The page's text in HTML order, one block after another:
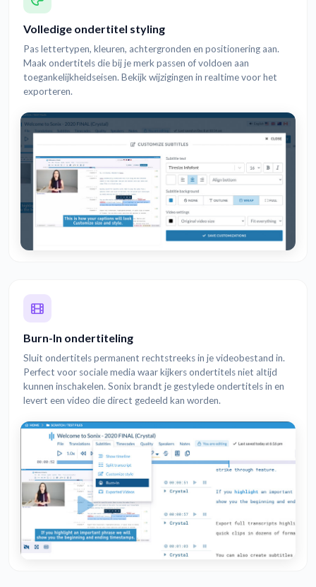
Volledige ondertitel styling
Pas lettertypen, kleuren, achtergronden en positionering aan.
Maak ondertitels die bij je merk passen of voldoen aan
toegankelijkheidseisen. Bekijk wijzigingen in realtime voor het
exporteren.
Burn-In ondertiteling
Sluit ondertitels permanent rechtstreeks in je videobestand in.
Perfect voor sociale media waar kijkers ondertitels niet altijd
kunnen inschakelen. Sonix brandt je gestylede ondertitels in en
levert een video die direct gedeeld kan worden.